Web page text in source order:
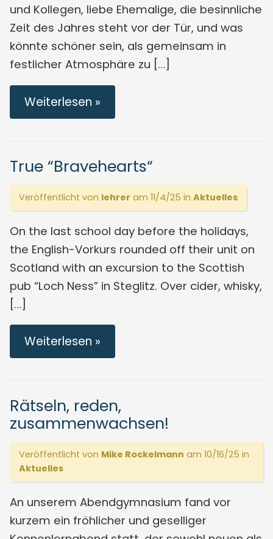
und Kollegen, liebe Ehemalige, die besinnliche
Zeit des Jahres steht vor der Tür, und was
könnte schöner sein, als gemeinsam in
festlicher Atmosphäre zu […]
Weiterlesen »
True “Bravehearts“
Veröffentlicht von lehrer am 11/4/25 in Aktuelles
On the last school day before the holidays,
the English-Vorkurs rounded off their unit on
Scotland with an excursion to the Scottish
pub “Loch Ness” in Steglitz. Over cider, whisky,
[…]
Weiterlesen »
Rätseln, reden,
zusammenwachsen!
Veröffentlicht von Mike Rockelmann am 10/16/25 in
Aktuelles
An unserem Abendgymnasium fand vor
kurzem ein fröhlicher und geselliger